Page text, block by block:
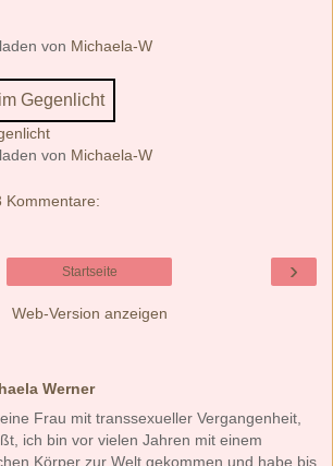
von Michaela-W
von Michaela-W
Kommentare:
›
Startseite
Web-Version anzeigen
Werner
Frau mit transsexueller Vergangenheit,
ich bin vor vielen Jahren mit einem
Körper zur Welt gekommen und habe bis